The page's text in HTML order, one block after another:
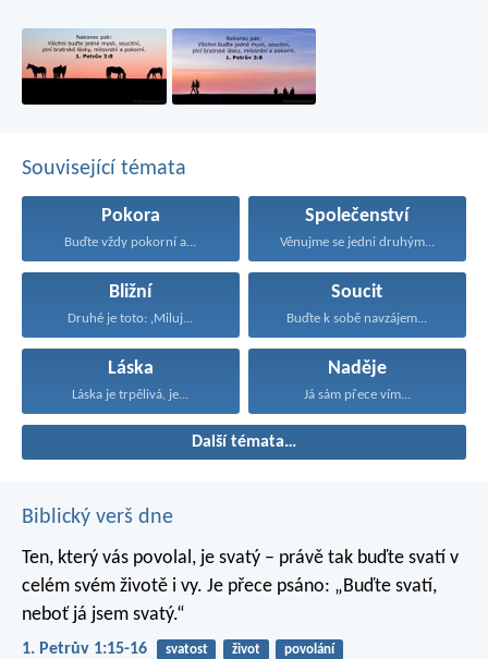
Související témata
Pokora
Buďte vždy pokorní a...
Společenství
Věnujme se jedni druhým...
Bližní
Druhé je toto: ‚Miluj...
Soucit
Buďte k sobě navzájem...
Láska
Láska je trpělivá, je...
Naděje
Já sám přece vím...
Další témata…
Biblický verš dne
Ten, který vás povolal, je svatý – právě tak buďte svatí v
celém svém životě i vy. Je přece psáno: „Buďte svatí,
neboť já jsem svatý.“
1. Petrův 1:15-16 svatost život povolání